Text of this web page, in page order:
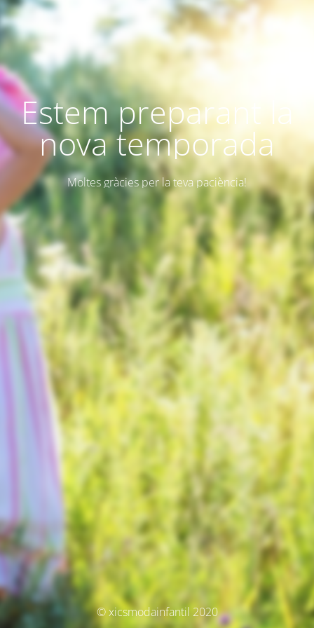
Estem preparant la
nova temporada
Moltes gràcies per la teva paciència!
© xicsmodainfantil 2020